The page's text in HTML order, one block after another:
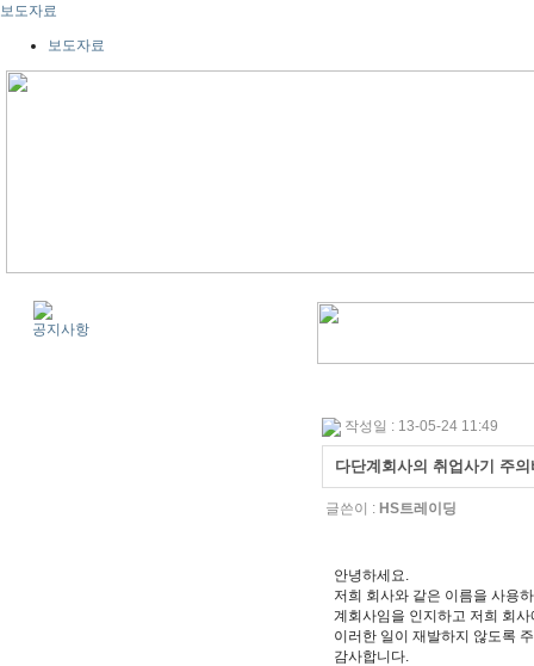
보도자료
보도자료
공지사항
작성일 : 13-05-24 11:49
다단계회사의 취업사기 주
글쓴이 : HS트레이딩
안녕하세요.
저희 회사와 같은 이름을 사용
계회사임을 인지하고 저희 회
이러한 일이 재발하지 않도록
감사합니다.